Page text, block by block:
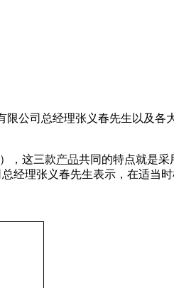
公司总经理张义春先生以及各
，这三款产品共同的特点就是采
经理张义春先生表示，在适当